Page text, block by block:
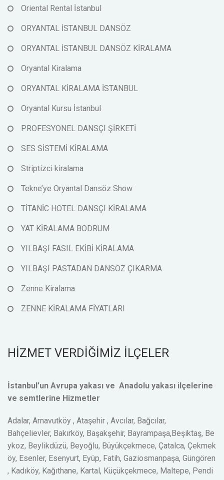
Oriental Rental İstanbul
ORYANTAL İSTANBUL DANSÖZ
ORYANTAL İSTANBUL DANSÖZ KİRALAMA
Oryantal Kiralama
ORYANTAL KİRALAMA İSTANBUL
Oryantal Kursu İstanbul
PROFESYONEL DANSÇI ŞİRKETİ
SES SİSTEMİ KİRALAMA
Striptizci kiralama
Tekne’ye Oryantal Dansöz Show
TİTANİC HOTEL DANSÇI KİRALAMA
YAT KİRALAMA BODRUM
YILBAŞI FASIL EKİBİ KİRALAMA
YILBAŞI PASTADAN DANSÖZ ÇIKARMA
Zenne Kiralama
ZENNE KİRALAMA FİYATLARI
HİZMET VERDİĞİMİZ İLÇELER
İstanbul’un Avrupa yakası ve Anadolu yakası ilçelerine
ve semtlerine Hizmetler
Adalar, Arnavutköy , Ataşehir , Avcılar, Bağcılar,
Bahçelievler, Bakırköy, Başakşehir, Bayrampaşa,Beşiktaş, Be
ykoz, Beylikdüzü, Beyoğlu, Büyükçekmece, Çatalca, Çekmek
öy, Esenler, Esenyurt, Eyüp, Fatih, Gaziosmanpaşa, Güngören
, Kadıköy, Kağıthane, Kartal, Küçükçekmece, Maltepe, Pendi